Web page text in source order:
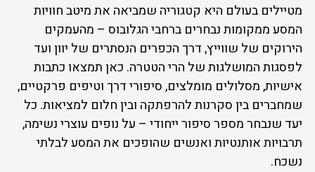
מטיילים בעולם היא קטגוריה שמביאה את מיטב חוויות
המסע ממקומות נבחרים ברחבי הגלובוס – מהעמקים
הירוקים של שווייץ, דרך הכפרים הנסתרים של יוון ועד
לפסגות המושלגות של הרי הטטרה. כאן תמצאו כתבות
אישיות, מסלולים מומלצים, סיפורי דרך וטיפים פרקטיים,
שמחברים בין סקרנות להרפתקה ובין חלום למציאות. כל
יעד שנבחר מספר סיפור ייחודי – על נופים עוצרי נשימה,
תרבויות אותנטיות ואנשים שהופכים את המסע לבלתי
נשכח.